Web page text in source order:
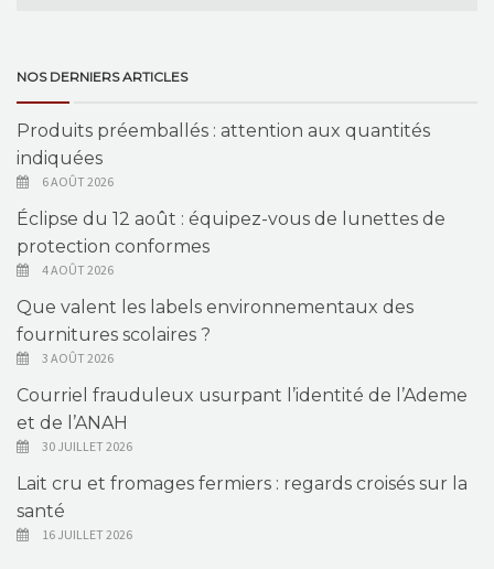
NOS DERNIERS ARTICLES
Produits préemballés : attention aux quantités
indiquées
6 AOÛT 2026
Éclipse du 12 août : équipez-vous de lunettes de
protection conformes
4 AOÛT 2026
Que valent les labels environnementaux des
fournitures scolaires ?
3 AOÛT 2026
Courriel frauduleux usurpant l’identité de l’Ademe
et de l’ANAH
30 JUILLET 2026
Lait cru et fromages fermiers : regards croisés sur la
santé
16 JUILLET 2026